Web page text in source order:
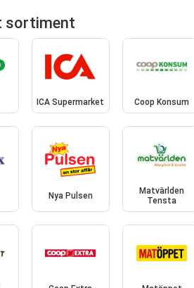
sortiment
ICA Supermarket Coop Konsum
Nya Pulsen
Matvärlden
Tensta